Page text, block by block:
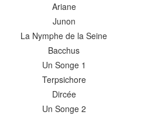
Ariane
Junon
La Nymphe de la Seine
Bacchus
Un Songe 1
Terpsichore
Dircée
Un Songe 2